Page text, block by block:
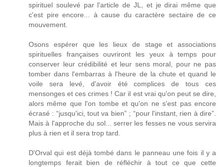
spirituel soulevé par l'article de JL, et je dirai même que
c'est pire encore... à cause du caractère sectaire de ce
mouvement.
Osons espérer que les lieux de stage et associations
spirituelles françaises ouvriront les yeux à temps pour
conserver leur crédibilité et leur sens moral, pour ne pas
tomber dans l'embarras à l'heure de la chute et quand le
voile sera levé, d'avoir été complices de tous ces
mensonges et ces crimes ! Car il est vrai qu'on peut se dire,
alors même que l'on tombe et qu'on ne s'est pas encore
écrasé : “jusqu'ici, tout va bien” ; “pour l'instant, rien à dire”.
Mais à l'approche du sol... serrer les fesses ne vous servira
plus à rien et il sera trop tard.
D'Orval qui est déjà tombé dans le panneau une fois il y a
longtemps ferait bien de réfléchir à tout ce que cette